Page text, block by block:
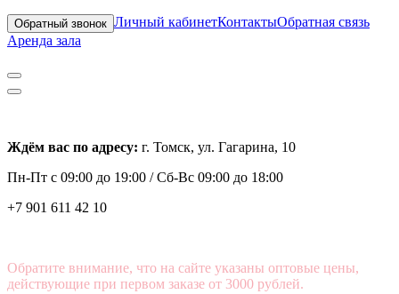
Обратный звонок Личный кабинетКонтактыОбратная связь
Аренда зала
Ждём вас по адресу: г. Томск, ул. Гагарина, 10
Пн-Пт с 09:00 до 19:00 /Сб-Вс 09:00 до 18:00
+7 901 611 42 10
Обратите внимание, что на сайте указаны оптовые цены,
действующие при первом заказе от 3000 рублей.